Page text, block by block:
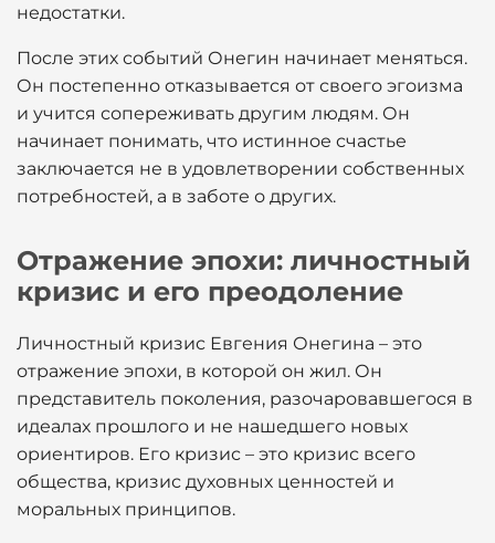
недостатки.
После этих событий Онегин начинает меняться.
Он постепенно отказывается от своего эгоизма
и учится сопереживать другим людям. Он
начинает понимать, что истинное счастье
заключается не в удовлетворении собственных
потребностей, а в заботе о других.
Отражение эпохи: личностный
кризис и его преодоление
Личностный кризис Евгения Онегина – это
отражение эпохи, в которой он жил. Он
представитель поколения, разочаровавшегося в
идеалах прошлого и не нашедшего новых
ориентиров. Его кризис – это кризис всего
общества, кризис духовных ценностей и
моральных принципов.